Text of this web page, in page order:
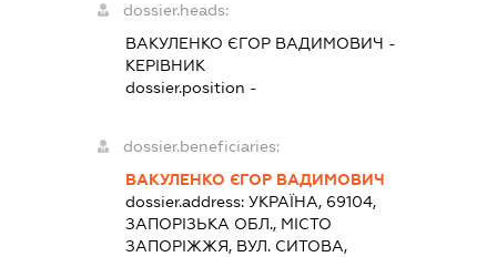
dossier.heads:
ВАКУЛЕНКО ЄГОР ВАДИМОВИЧ -
КЕРІВНИК
dossier.position -
dossier.beneficiaries:
ВАКУЛЕНКО ЄГОР ВАДИМОВИЧ
dossier.address:УКРАЇНА, 69104,
ЗАПОРІЗЬКА ОБЛ., МІСТО
ЗАПОРІЖЖЯ, ВУЛ. СИТОВА,